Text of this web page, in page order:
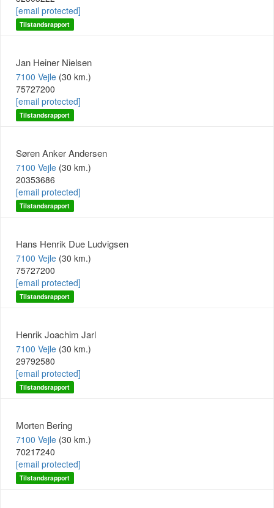
[email protected]
Tilstandsrapport
Jan Heiner Nielsen
7100 Vejle (30 km.)
75727200
[email protected]
Tilstandsrapport
Søren Anker Andersen
7100 Vejle (30 km.)
20353686
[email protected]
Tilstandsrapport
Hans Henrik Due Ludvigsen
7100 Vejle (30 km.)
75727200
[email protected]
Tilstandsrapport
Henrik Joachim Jarl
7100 Vejle (30 km.)
29792580
[email protected]
Tilstandsrapport
Morten Bering
7100 Vejle (30 km.)
70217240
[email protected]
Tilstandsrapport